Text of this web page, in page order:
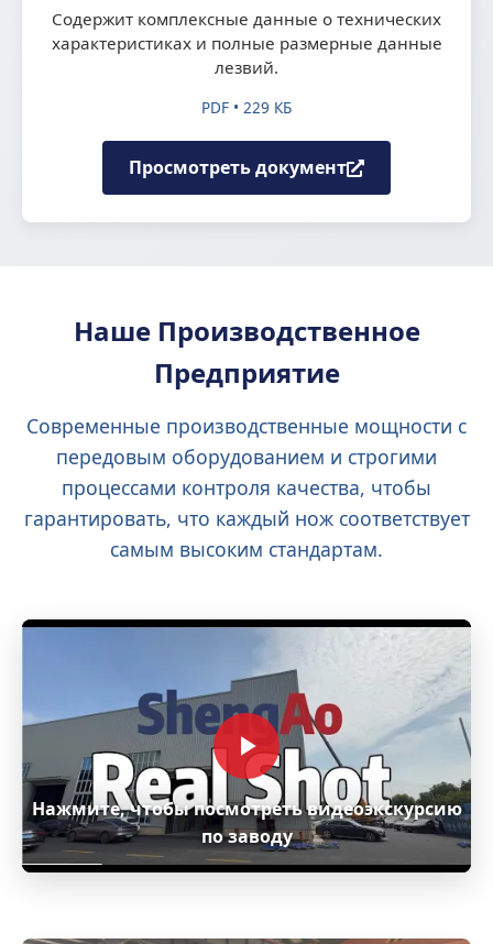
Содержит комплексные данные о технических
характеристиках и полные размерные данные
лезвий.
PDF • 229 КБ
Просмотреть документ
Наше Производственное
Предприятие
Современные производственные мощности с
передовым оборудованием и строгими
процессами контроля качества, чтобы
гарантировать, что каждый нож соответствует
самым высоким стандартам.
Нажмите, чтобы посмотреть видеоэкскурсию
по заводу